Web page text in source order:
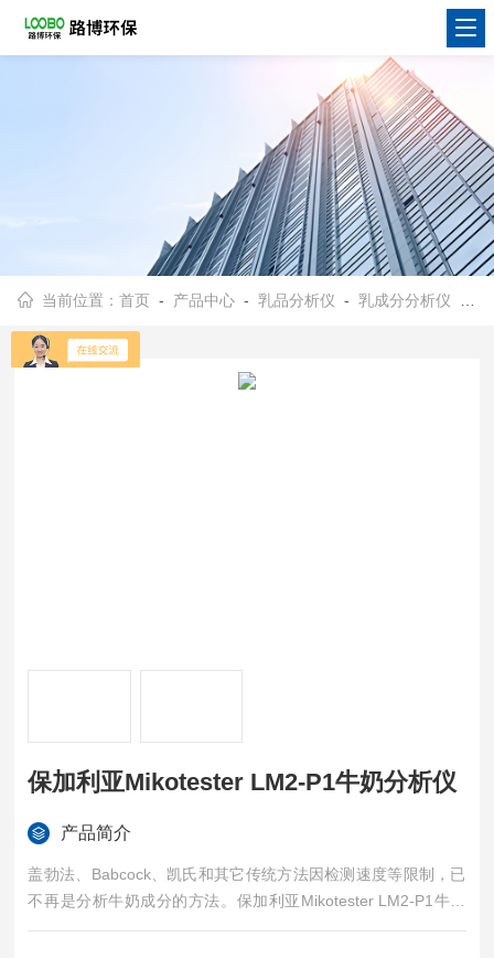
当前位置：首页 - 产品中心 -乳品分析仪 -乳成分分析仪
保加利亚Mikotester LM2-P1牛奶分析仪
产品简介
盖勃法、Babcock、凯氏和其它传统方法因检测速度等限制，已
不再是分析牛奶成分的方法。保加利亚Mikotester LM2-P1牛奶
分析仪是一种高性价比的牛奶成分分析仪，可以测量原料奶,脱脂